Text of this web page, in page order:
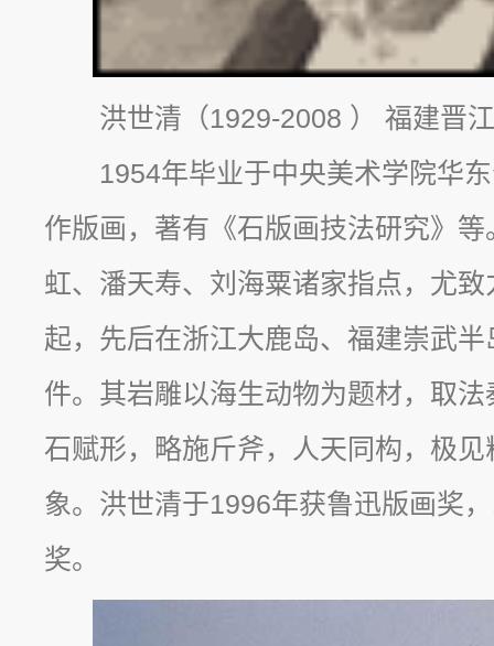
洪世清（1929-2008 ） 福建晋
1954年毕业于中央美术学院华
作版画，著有《石版画技法研究》
虹、潘天寿、刘海粟诸家指点，尤
起，先后在浙江大鹿岛、福建崇武
件。其岩雕以海生动物为题材，取
石赋形，略施斤斧，人天同构，极
象。洪世清于1996年获鲁迅版画奖
奖。